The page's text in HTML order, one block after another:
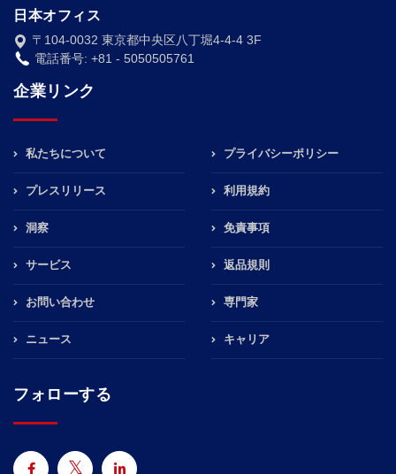
日本オフィス
〒104-0032 東京都中央区八丁堀4-4-4 3F
電話番号: +81 - 5050505761
企業リンク
私たちについて
プレスリリース
洞察
サービス
お問い合わせ
ニュース
プライバシーポリシー
利用規約
免責事項
返品規則
専門家
キャリア
フォローする